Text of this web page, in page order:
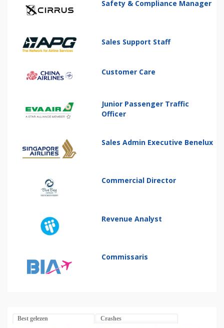
Safety & Compliance Manager
Sales Support Staff
Customer Care
Junior Passenger Traffic
Officer
Sales Admin Executive Benelux
Commercial Director
Revenue Analyst
Commissaris
Best gelezen Crashes